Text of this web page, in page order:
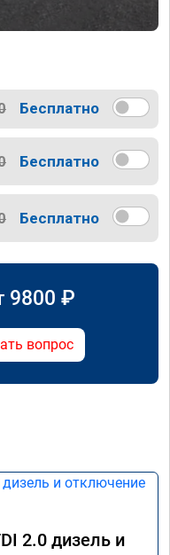
Бесплатно
Бесплатно
Бесплатно
9800 ₽
вопрос
2.0 дизель и